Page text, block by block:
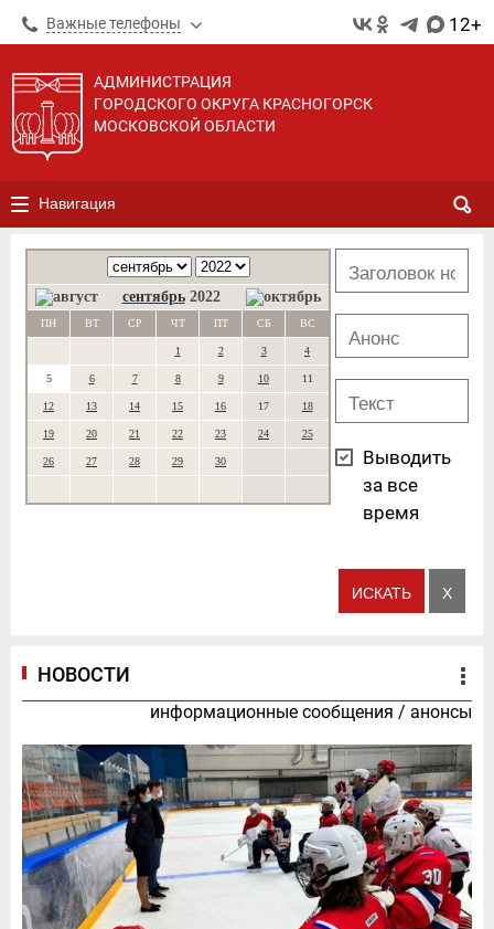
Важные телефоны 12+
АДМИНИСТРАЦИЯ
ГОРОДСКОГО ОКРУГА КРАСНОГОРСК
МОСКОВСКОЙ ОБЛАСТИ
Навигация
сентябрь 2022
ПН ВТ СР ЧТ ПТ СБ ВС
1 2 3 4
5 6 7 8 9 10 11
12 13 14 15 16 17 18
19 20 21 22 23 24 25
26 27 28 29 30
Выводить
за все
время
НОВОСТИ
информационные сообщения / анонсы